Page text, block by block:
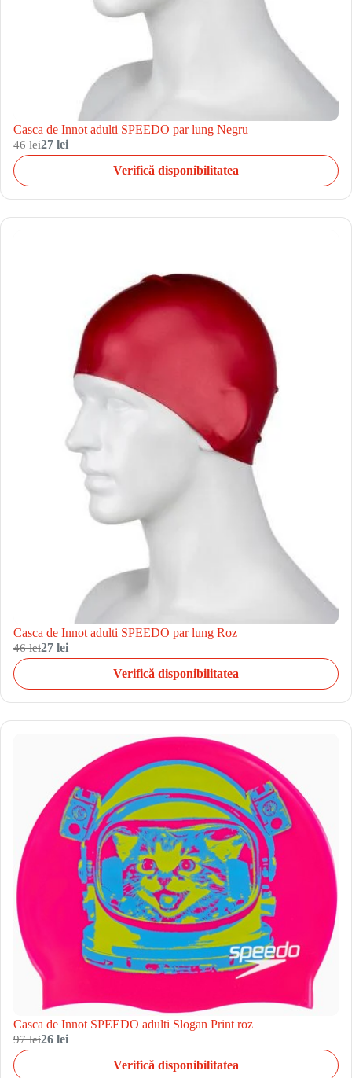
Casca de Innot adulti SPEEDO par lung Negru
46 lei27 lei
Verifică disponibilitatea
Casca de Innot adulti SPEEDO par lung Roz
46 lei27 lei
Verifică disponibilitatea
Casca de Innot SPEEDO adulti Slogan Print roz
97 lei26 lei
Verifică disponibilitatea